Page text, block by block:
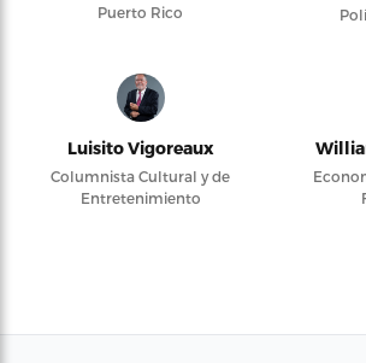
Puerto Rico
Luisito Vigoreaux
Columnista Cultural y de
Entretenimiento